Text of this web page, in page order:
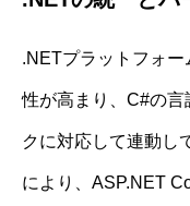
.NETプラットフォ
性が高まり、C#の
クに対応して連動し
により、ASP.NET